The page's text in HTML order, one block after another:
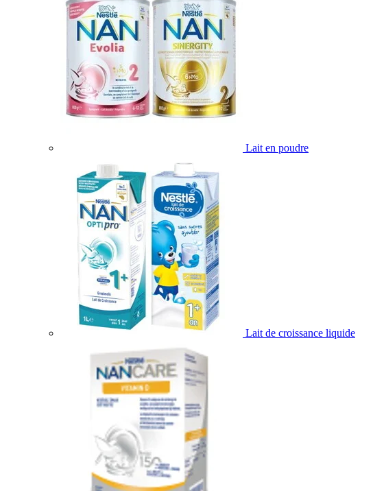
Lait en poudre
Lait de croissance liquide